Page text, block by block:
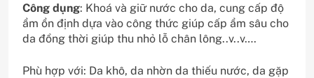
Công dụng: Khoá và giữ nước cho da, cung cấp độ
ẩm ổn định dựa vào công thức giúp cấp ẩm sâu cho
da đồng thời giúp thu nhỏ lỗ chân lông..v..v….
Phù hợp với: Da khô, da nhờn da thiếu nước, da gặp